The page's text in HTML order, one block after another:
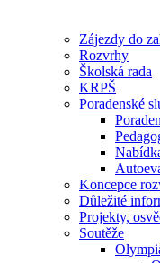
Zájezdy do
Rozvrhy
Školská rada
KRPŠ
Poradenské
Koncepce
Důležité
Projekty,
Soutěže